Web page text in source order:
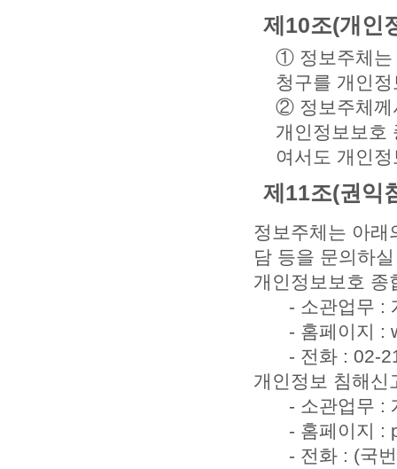
제10조(개인
① 정보주체는
청구를 개인
② 정보주체께
개인정보보호
여서도 개인
제11조(권익
정보주체는 아래
담 등을 문의하
개인정보보호 종
- 소관업무 :
- 홈페이지 :
- 전화 : 02-
개인정보 침해신
- 소관업무 :
- 홈페이지 :
- 전화 : (국